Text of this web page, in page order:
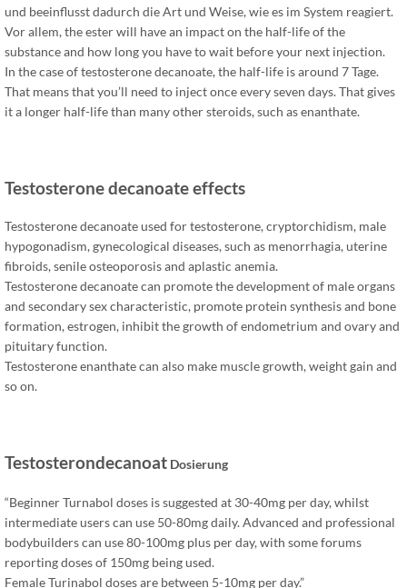
und beeinflusst dadurch die Art und Weise, wie es im System reagiert.
Vor allem,the ester will have an impact on the half-life of the
substance and how long you have to wait before your next injection.
In the case of testosterone decanoate,the half-life is around 7 Tage.
That means that you’ll need to inject once every seven days.That gives
it a longer half-life than many other steroids,such as enanthate.
Testosterone decanoate effects
Testosterone decanoate used for testosterone,cryptorchidism, male
hypogonadism,gynecological diseases,such as menorrhagia,uterine
fibroids,senile osteoporosis and aplastic anemia.
Testosterone decanoate can promote the development of male organs
and secondary sex characteristic, promote protein synthesis and bone
formation,estrogen, inhibit the growth of endometrium and ovary and
pituitary function.
Testosterone enanthate can also make muscle growth,weight gain and
so on.
Testosterondecanoat Dosierung
“Beginner Turnabol doses is suggested at 30-40mg per day,whilst
intermediate users can use 50-80mg daily.Advanced and professional
bodybuilders can use 80-100mg plus per day,with some forums
reporting doses of 150mg being used.
Female Turinabol doses are between 5-10mg per day.”